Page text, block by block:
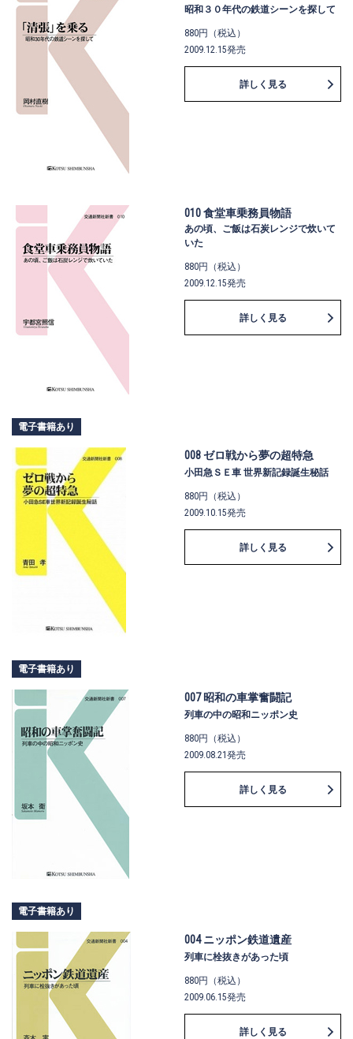
昭和３０年代の鉄道シーンを探して
880円（税込）
2009.12.15発売
詳しく見る
010 食堂車乗務員物語
あの頃、ご飯は石炭レンジで炊いて
いた
880円（税込）
2009.12.15発売
詳しく見る
電子書籍あり
008 ゼロ戦から夢の超特急
小田急ＳＥ車 世界新記録誕生秘話
880円（税込）
2009.10.15発売
詳しく見る
電子書籍あり
007 昭和の車掌奮闘記
列車の中の昭和ニッポン史
880円（税込）
2009.08.21発売
詳しく見る
電子書籍あり
004 ニッポン鉄道遺産
列車に栓抜きがあった頃
880円（税込）
2009.06.15発売
詳しく見る